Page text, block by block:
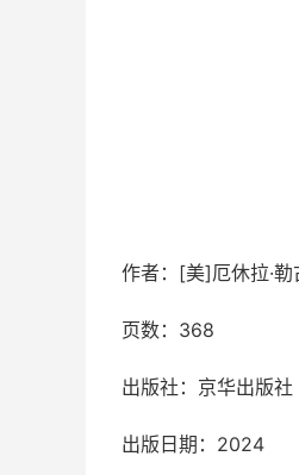
作者：[美]厄休拉·勒
页数：368
出版社：京华出版社
出版日期：2024